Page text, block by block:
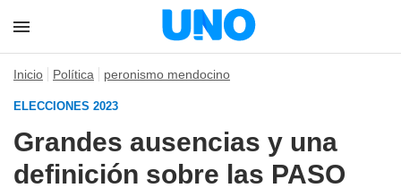
Inicio Política peronismo mendocino
ELECCIONES 2023
Grandes ausencias y una
definición sobre las PASO